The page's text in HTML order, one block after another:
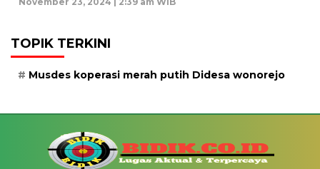
TOPIK TERKINI
Musdes koperasi merah putih Didesa wonorejo